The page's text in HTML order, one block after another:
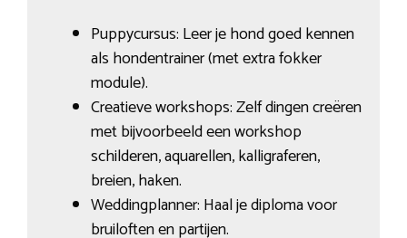
Puppycursus: Leer je hond goed kennen
als hondentrainer (met extra fokker
module).
Creatieve workshops: Zelf dingen creëren
met bijvoorbeeld een workshop
schilderen, aquarellen, kalligraferen,
breien, haken.
Weddingplanner: Haal je diploma voor
bruiloften en partijen.